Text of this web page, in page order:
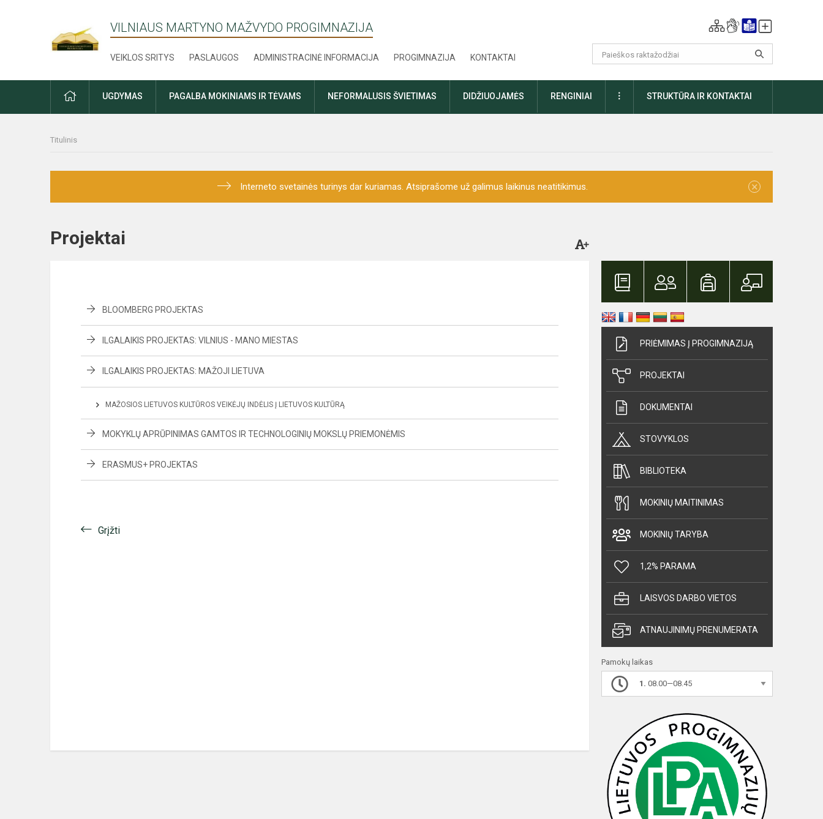
VILNIAUS MARTYNO MAŽVYDO PROGIMNAZIJA
VEIKLOS SRITYS PASLAUGOS ADMINISTRACINĖ INFORMACIJA PROGIMNAZIJA KONTAKTAI
PRADŽIAUGDYMAS PAGALBA MOKINIAMS IR TĖVAMS NEFORMALUSIS ŠVIETIMAS DIDŽIUOJAMĖS RENGINIAI DAUGIAUSTRUKTŪRA IR KONTAKTAI
Titulinis
Interneto svetainės turinys dar kuriamas. Atsiprašome už galimus laikinus neatitikimus. ×
Projektai
BLOOMBERG PROJEKTAS
ILGALAIKIS PROJEKTAS: VILNIUS - MANO MIESTAS
ILGALAIKIS PROJEKTAS: MAŽOJI LIETUVA
MAŽOSIOS LIETUVOS KULTŪROS VEIKĖJŲ INDĖLIS Į LIETUVOS KULTŪRĄ
MOKYKLŲ APRŪPINIMAS GAMTOS IR TECHNOLOGINIŲ MOKSLŲ PRIEMONĖMIS
ERASMUS+ PROJEKTAS
Grįžti
PRIĖMIMAS Į PROGIMNAZIJĄ
PROJEKTAI
DOKUMENTAI
STOVYKLOS
BIBLIOTEKA
MOKINIŲ MAITINIMAS
MOKINIŲ TARYBA
1,2% PARAMA
LAISVOS DARBO VIETOS
ATNAUJINIMŲ PRENUMERATA
Pamokų laikas
1. 08.00—08.45